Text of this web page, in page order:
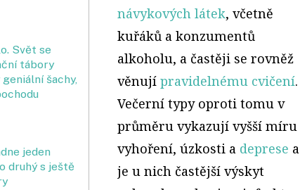
Svět se
tábory
šachy,
jeden
druhý s ještě
návykových látek, včetně
kuřáků a konzumentů
alkoholu, a častěji se rovněž
věnují pravidelnému cvičení.
Večerní typy oproti tomu v
průměru vykazují vyšší míru
vyhoření, úzkosti a deprese a
je u nich častější výskyt